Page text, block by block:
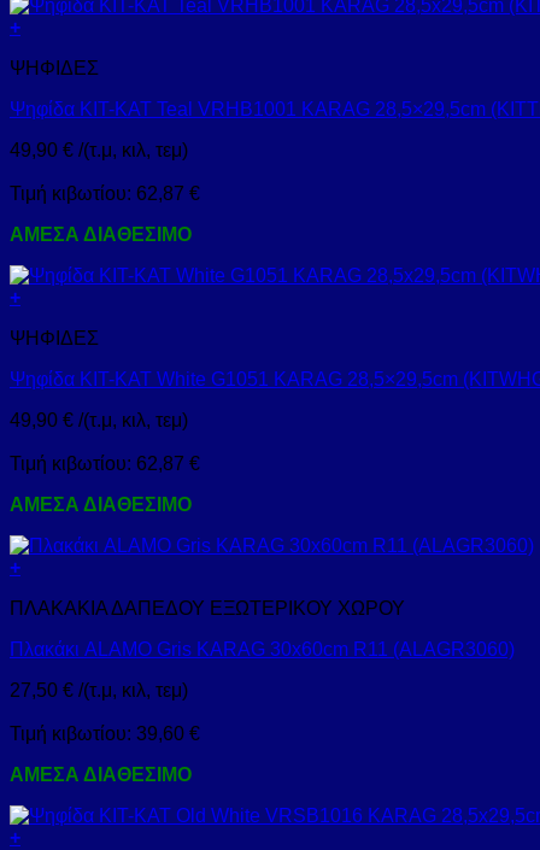
+
ΨΗΦΙΔΕΣ
Ψηφίδα KIT-KAT Teal VRHB1001 KARAG 28,5×29,5cm
49,90 € /(τ.μ, κιλ, τεμ)
Τιμή κιβωτίου: 62,87 €
ΑΜΕΣΑ ΔΙΑΘΕΣΙΜΟ
+
ΨΗΦΙΔΕΣ
Ψηφίδα KIT-KAT White G1051 KARAG 28,5×29,5cm
49,90 € /(τ.μ, κιλ, τεμ)
Τιμή κιβωτίου: 62,87 €
ΑΜΕΣΑ ΔΙΑΘΕΣΙΜΟ
+
ΠΛΑΚΑΚΙΑ ΔΑΠΕΔΟΥ ΕΞΩΤΕΡΙΚΟΥ ΧΩΡΟΥ
Πλακάκι ALAMO Gris KARAG 30x60cm R11 (ALAGR3060)
27,50 € /(τ.μ, κιλ, τεμ)
Τιμή κιβωτίου: 39,60 €
ΑΜΕΣΑ ΔΙΑΘΕΣΙΜΟ
+